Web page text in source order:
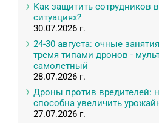
Как защитить сотрудников
ситуациях?
30.07.2026 г.
24-30 августа: очные
тремя типами дронов -
самолетный
28.07.2026 г.
Дроны против вредителей:
способна увеличить
27.07.2026 г.